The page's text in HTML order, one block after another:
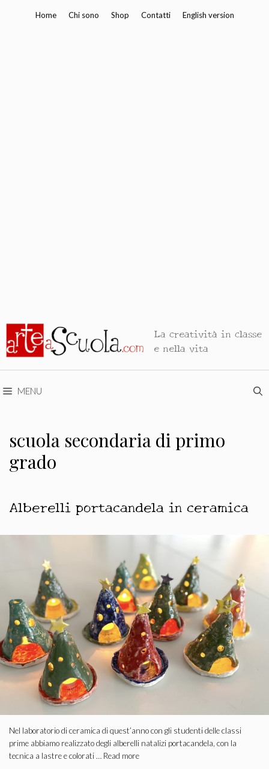
Home Chi sono Shop Contatti English version
La creatività in classe
e nella vita
MENU
scuola secondaria di primo
grado
Alberelli portacandela in ceramica
Nel laboratorio di ceramica di quest’anno con gli studenti delle classi
prime abbiamo realizzato degli alberelli natalizi portacandela, con la
tecnica a lastre e colorati … Read more